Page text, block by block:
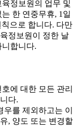
정보원의 업무 및
한 연중무휴, 1일
칙으로 합니다. 다만
정보원이 정한 날
합니다.
에 대한 모든 관리
다.
를 제외하고는 이
, 양도 또는 변경할